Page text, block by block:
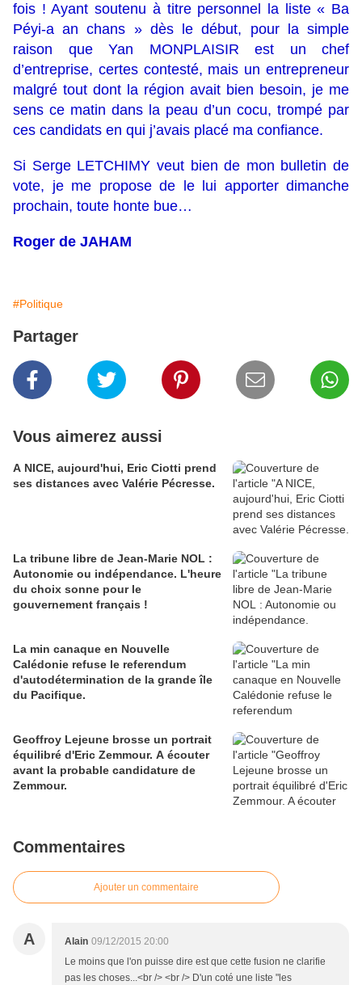
fois ! Ayant soutenu à titre personnel la liste « Ba
Péyi-a an chans » dès le début, pour la simple
raison que Yan MONPLAISIR est un chef
d’entreprise, certes contesté, mais un entrepreneur
malgré tout dont la région avait bien besoin, je me
sens ce matin dans la peau d’un cocu, trompé par
ces candidats en qui j’avais placé ma confiance.
Si Serge LETCHIMY veut bien de mon bulletin de
vote, je me propose de le lui apporter dimanche
prochain, toute honte bue…
Roger de JAHAM
#Politique
Partager
Vous aimerez aussi
A NICE, aujourd'hui, Eric Ciotti prend
ses distances avec Valérie Pécresse.
La tribune libre de Jean-Marie NOL :
Autonomie ou indépendance. L'heure
du choix sonne pour le
gouvernement français !
La min canaque en Nouvelle
Calédonie refuse le referendum
d'autodétermination de la grande île
du Pacifique.
Geoffroy Lejeune brosse un portrait
équilibré d'Eric Zemmour. A écouter
avant la probable candidature de
Zemmour.
Commentaires
Ajouter un commentaire
A Alain 09/12/2015 20:00
Le moins que l'on puisse dire est que cette fusion ne clarifie
pas les choses...<br /> <br /> D'un coté une liste "les